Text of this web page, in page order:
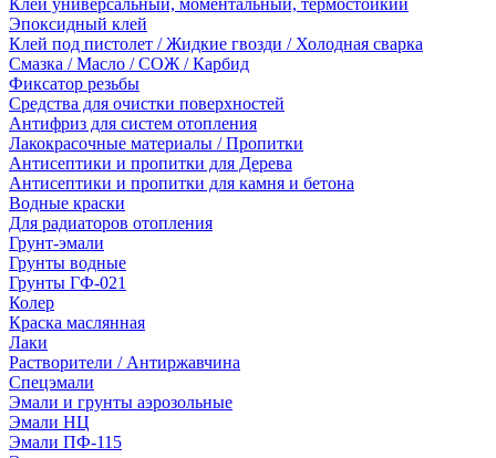
Клей универсальный, моментальный, термостойкий
Эпоксидный клей
Клей под пистолет / Жидкие гвозди / Холодная сварка
Смазка / Масло / СОЖ / Карбид
Фиксатор резьбы
Средства для очистки поверхностей
Антифриз для систем отопления
Лакокрасочные материалы / Пропитки
Антисептики и пропитки для Дерева
Антисептики и пропитки для камня и бетона
Водные краски
Для радиаторов отопления
Грунт-эмали
Грунты водные
Грунты ГФ-021
Колер
Краска маслянная
Лаки
Растворители / Антиржавчина
Спецэмали
Эмали и грунты аэрозольные
Эмали НЦ
Эмали ПФ-115